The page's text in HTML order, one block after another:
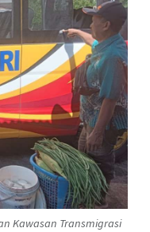
Kawasan Transmigrasi